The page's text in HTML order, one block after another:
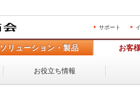
サポート
ソリューション・製品 お客
お役立ち情報